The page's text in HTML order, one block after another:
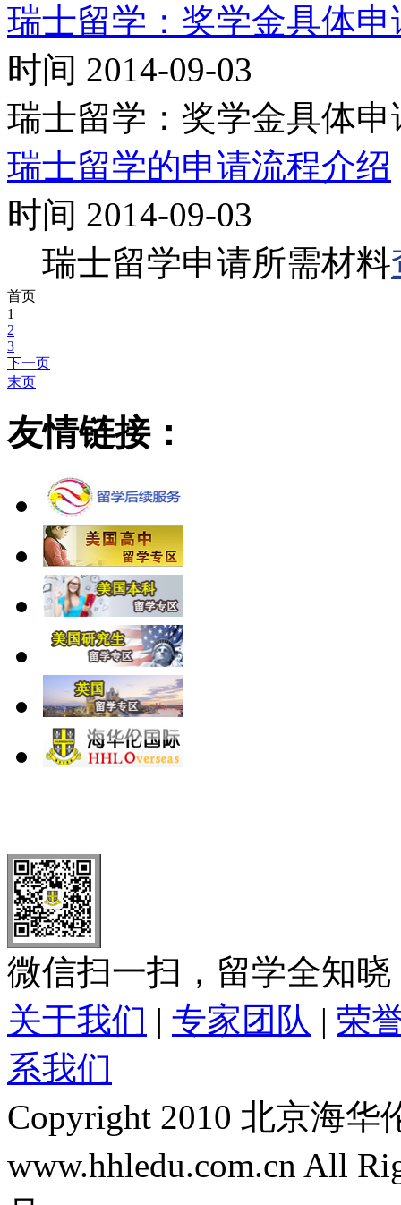
瑞士留学：奖学金具体申
时间 2014-09-03
瑞士留学：奖学金具体申
瑞士留学的申请流程介绍
时间 2014-09-03
瑞士留学申请所需材料
首页
1
2
3
下一页
末页
友情链接：
微信扫一扫，留学全知晓
关于我们 | 专家团队 | 荣
系我们
Copyright 2010 北京海
www.hhledu.com.cn All